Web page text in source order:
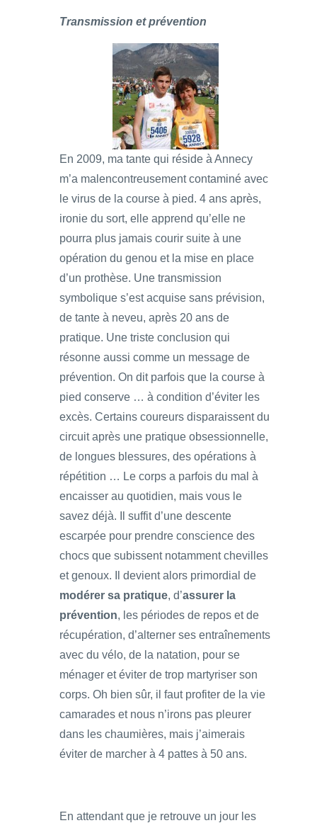
Transmission et prévention
En 2009, ma tante qui réside à Annecy
m’a malencontreusement contaminé avec
le virus de la course à pied. 4 ans après,
ironie du sort, elle apprend qu’elle ne
pourra plus jamais courir suite à une
opération du genou et la mise en place
d’un prothèse. Une transmission
symbolique s’est acquise sans prévision,
de tante à neveu, après 20 ans de
pratique. Une triste conclusion qui
résonne aussi comme un message de
prévention. On dit parfois que la course à
pied conserve … à condition d’éviter les
excès. Certains coureurs disparaissent du
circuit après une pratique obsessionnelle,
de longues blessures, des opérations à
répétition … Le corps a parfois du mal à
encaisser au quotidien, mais vous le
savez déjà. Il suffit d’une descente
escarpée pour prendre conscience des
chocs que subissent notamment chevilles
et genoux. Il devient alors primordial de
modérer sa pratique, d’assurer la
prévention, les périodes de repos et de
récupération, d’alterner ses entraînements
avec du vélo, de la natation, pour se
ménager et éviter de trop martyriser son
corps. Oh bien sûr, il faut profiter de la vie
camarades et nous n’irons pas pleurer
dans les chaumières, mais j’aimerais
éviter de marcher à 4 pattes à 50 ans.
En attendant que je retrouve un jour les